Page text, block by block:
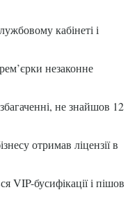
кабінеті і
незаконне
не знайшов 12
отримав ліцензії в
VIP-бусифікації і пішов